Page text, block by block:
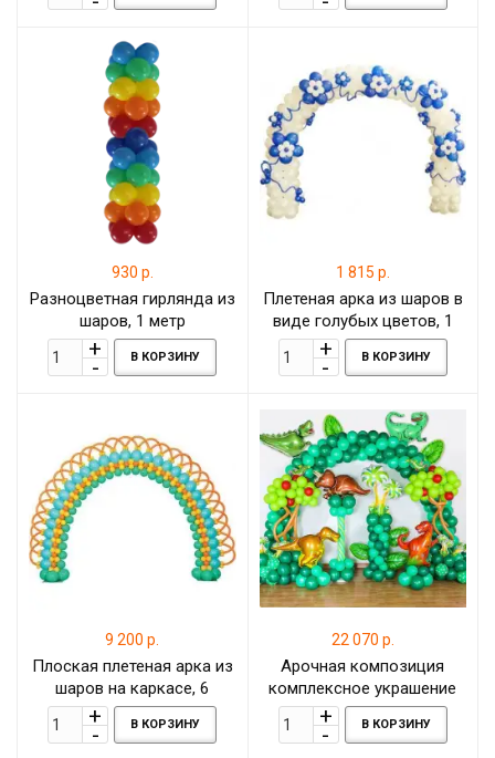
930 р.
Разноцветная гирлянда из
шаров, 1 метр
В КОРЗИНУ
1 815 р.
Плетеная арка из шаров в
виде голубых цветов, 1
метр
В КОРЗИНУ
9 200 р.
Плоская плетеная арка из
шаров на каркасе, 6
метров
В КОРЗИНУ
22 070 р.
Арочная композиция
комплексное украшение
шарами с фигурами
динозавриков, 6 метров
В КОРЗИНУ